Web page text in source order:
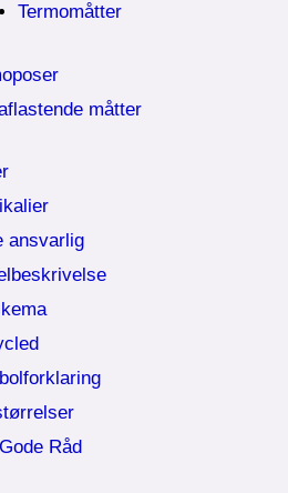
Termomåtter
måtter
ansvarlig
Råd